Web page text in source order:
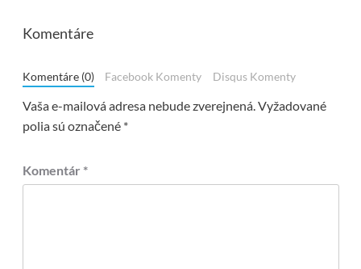
Komentáre
Komentáre (0) Facebook Komenty Disqus Komenty
Vaša e-mailová adresa nebude zverejnená.Vyžadované
polia sú označené *
Komentár *